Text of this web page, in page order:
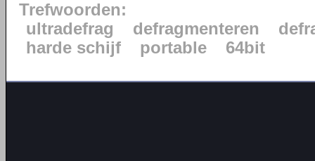
Trefwoorden:
ultradefrag
defragmenteren
harde schijf
portable 64bit